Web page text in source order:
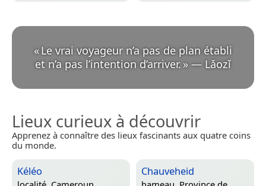
«Le vrai voyageur n’a pas de plan établi
et n’a pas l’intention d’arriver. » — Lǎozǐ
Lieux curieux à découvrir
Apprenez à connaître des lieux fascinants aux quatre coins
du monde.
Kéléo Chauveheid